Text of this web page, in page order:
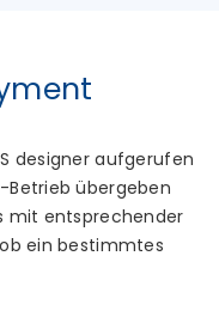
designer aufgerufen
Betrieb übergeben
mit entsprechender
ein bestimmtes